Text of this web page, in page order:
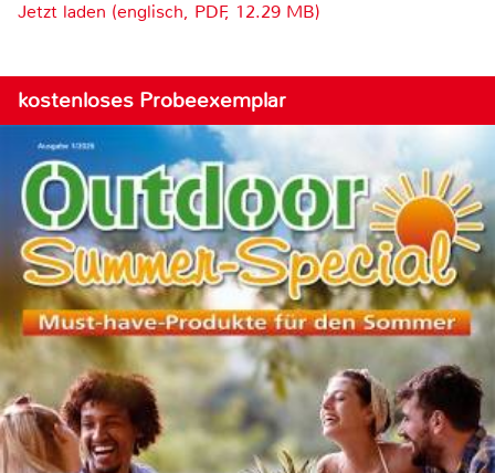
Jetzt laden (englisch, PDF, 12.29 MB)
kostenloses Probeexemplar